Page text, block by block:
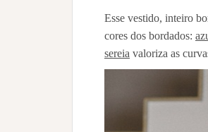
Esse vestido, inteiro
cores dos bordados:
sereia valoriza as